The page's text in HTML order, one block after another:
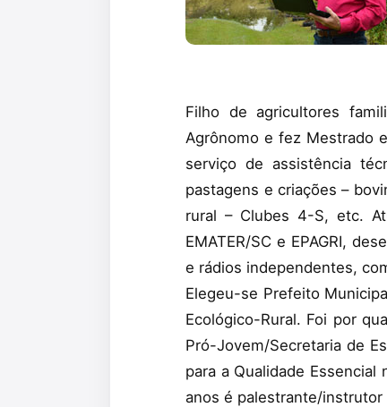
Filho de agricultores
Agrônomo e fez Mestrado
serviço de assistência
pastagens e criações –
rural – Clubes 4-S, etc.
EMATER/SC e EPAGRI,
e rádios independentes,
Elegeu-se Prefeito
Ecológico-Rural. Foi por
Pró-Jovem/Secretaria de
para a Qualidade
anos é palestrante/